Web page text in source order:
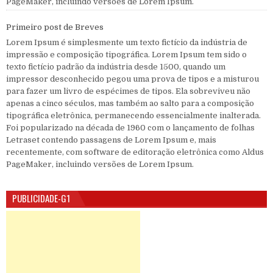
Primeiro post de Breves
Lorem Ipsum é simplesmente um texto fictício da indústria de
impressão e composição tipográfica. Lorem Ipsum tem sido o
texto fictício padrão da indústria desde 1500, quando um
impressor desconhecido pegou uma prova de tipos e a misturou
para fazer um livro de espécimes de tipos. Ela sobreviveu não
apenas a cinco séculos, mas também ao salto para a composição
tipográfica eletrônica, permanecendo essencialmente inalterada.
Foi popularizado na década de 1960 com o lançamento de folhas
Letraset contendo passagens de Lorem Ipsum e, mais
recentemente, com software de editoração eletrônica como Aldus
PageMaker, incluindo versões de Lorem Ipsum.
PUBLICIDADE-G1